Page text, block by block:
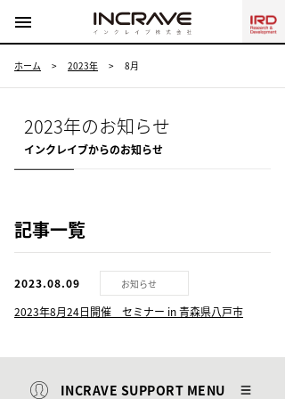
ホーム > 2023年 > 8月
2023年のお知らせ
インクレイブからのお知らせ
記事一覧
2023.08.09 お知らせ
2023年8月24日開催 セミナー in 青森県八戸市
INCRAVE SUPPORT MENU